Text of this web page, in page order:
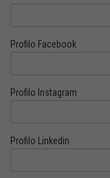
Profilo Facebook
Profilo Instagram
Profilo Linkedin